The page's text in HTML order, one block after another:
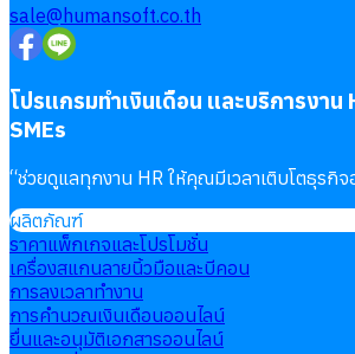
sale@humansoft.co.th
โปรแกรมทำเงินเดือน และบริการงาน
SMEs
“ช่วยดูแลทุกงาน HR ให้คุณมีเวลาเติบโตธุรกิจ
ผลิตภัณฑ์
ราคาแพ็กเกจและโปรโมชั่น
เครื่องสแกนลายนิ้วมือและบีคอน
การลงเวลาทำงาน
การคำนวณเงินเดือนออนไลน์
ยื่นและอนุมัติเอกสารออนไลน์